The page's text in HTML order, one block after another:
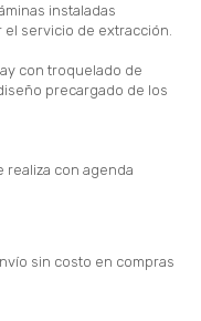
instaladas
servicio de extracción.
con troquelado de
precargado de los
realiza con agenda
sin costo en compras